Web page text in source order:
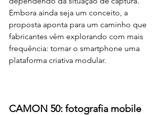
Embora ainda seja um conceito, a
proposta aponta para um caminho que
fabricantes vêm explorando com mais
frequência: tornar o smartphone uma
plataforma criativa modular.
CAMON 50: fotografia mobile